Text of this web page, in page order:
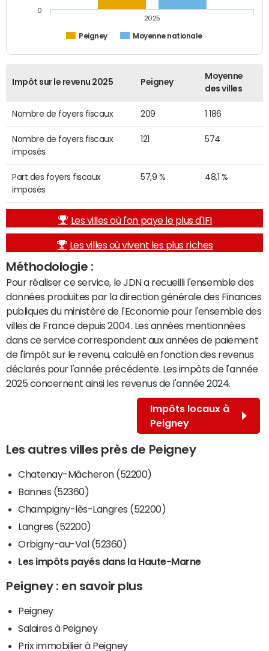
Peigney Moyenne nationale
2025
0
Impôt sur le revenu 2025 Peigney
Moyenne
des villes
Nombre de foyers fiscaux 209 1 186
Nombre de foyers fiscaux
imposés
121 574
Part des foyers fiscaux
imposés
57,9 % 48,1 %
Les villes où l'on paye le plus d'IFI
Les villes où vivent les plus riches
Méthodologie :
Pour réaliser ce service, le JDN a recueilli l'ensemble des
données produites par la direction générale des Finances
publiques du ministère de l'Economie pour l'ensemble des
villes de France depuis 2004. Les années mentionnées
dans ce service correspondent aux années de paiement
de l'impôt sur le revenu, calculé en fonction des revenus
déclarés pour l'année précédente. Les impôts de l'année
2025 concernent ainsi les revenus de l'année 2024.
Impôts locaux à
Peigney
Les autres villes près de Peigney
Chatenay-Mâcheron (52200)
Bannes (52360)
Champigny-lès-Langres (52200)
Langres (52200)
Orbigny-au-Val (52360)
Les impôts payés dans la Haute-Marne
Peigney : en savoir plus
Peigney
Salaires à Peigney
Prix immobilier à Peigney